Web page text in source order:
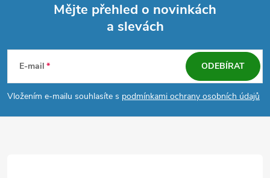
p
Mějte přehled o novinkách
a slevách
E-mail
Vložením e-mailu souhlasíte s podmínkami ochrany osobních údajů
ODEBÍRAT